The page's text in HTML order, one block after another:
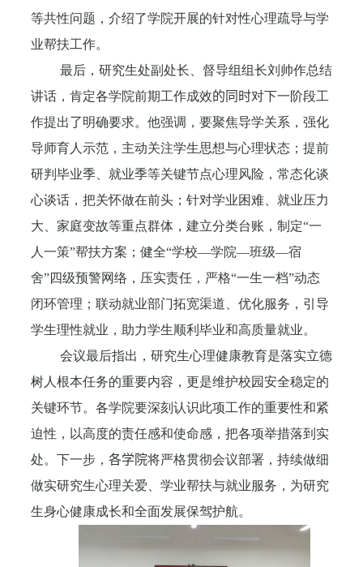
等共性问题，介绍了学院开展的针对性心理疏导与学
业帮扶工作。
最后，研究生处副处长、督导组组长刘帅作总结
讲话，肯定各学院前期工作成效的同时对下一阶段工
作提出了明确要求。他强调，要聚焦导学关系，强化
导师育人示范，主动关注学生思想与心理状态；提前
研判毕业季、就业季等关键节点心理风险，常态化谈
心谈话，把关怀做在前头；针对学业困难、就业压力
大、家庭变故等重点群体，建立分类台账，制定“一
人一策”帮扶方案；健全“学校—学院—班级—宿
舍”四级预警网络，压实责任，严格“一生一档”动态
闭环管理；联动就业部门拓宽渠道、优化服务，引导
学生理性就业，助力学生顺利毕业和高质量就业。
会议最后指出，研究生心理健康教育是落实立德
树人根本任务的重要内容，更是维护校园安全稳定的
关键环节。各学院要深刻认识此项工作的重要性和紧
迫性，以高度的责任感和使命感，把各项举措落到实
处。下一步， 各学院将严格贯彻会议部署，持续做细
做实研究生心理关爱、学业帮扶与就业服务，为研究
生身心健康成长和全面发展保驾护航。